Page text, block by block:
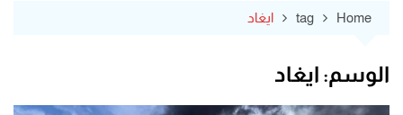
Home
tag ايغاد
الوسم: ايغاد